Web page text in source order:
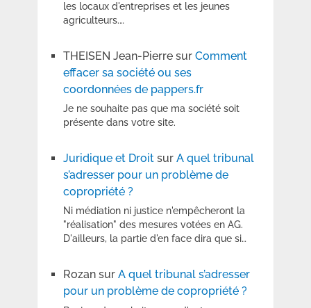
les locaux d'entreprises et les jeunes
agriculteurs.…
THEISEN Jean-Pierresur Comment
effacer sa société ou ses
coordonnées de pappers.fr
Je ne souhaite pas que ma société soit
présente dans votre site.
Juridique et Droitsur A quel tribunal
s’adresser pour un problème de
copropriété ?
Ni médiation ni justice n'empêcheront la
"réalisation" des mesures votées en AG.
D'ailleurs, la partie d'en face dira que si…
Rozansur A quel tribunal s’adresser
pour un problème de copropriété ?